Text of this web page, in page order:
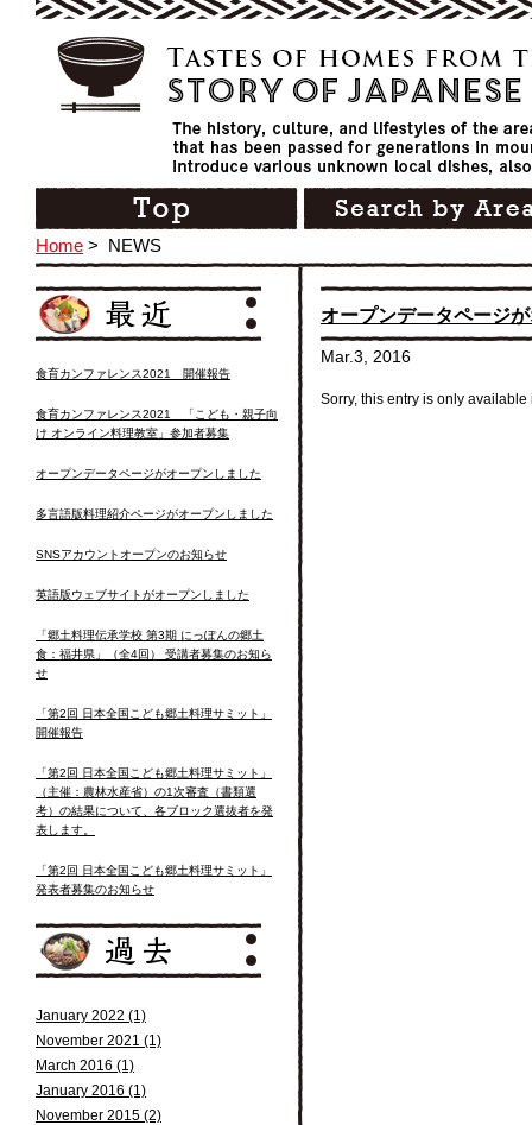
Home > NEWS
オープンデータページ
Mar.3, 2016
Sorry, this entry is only
食育カンファレンス2021 開催報告
食育カンファレンス2021 「こども・親子向
け オンライン料理教室」参加者募集
オープンデータページがオープンしました
多言語版料理紹介ページがオープンしました
SNSアカウントオープンのお知らせ
英語版ウェブサイトがオープンしました
「郷土料理伝承学校 第3期 にっぽんの郷土
食：福井県」（全4回） 受講者募集のお知ら
せ
「第2回 日本全国こども郷土料理サミット」
開催報告
「第2回 日本全国こども郷土料理サミット」
（主催：農林水産省）の1次審査（書類選
考）の結果について、各ブロック選抜者を発
表します。
「第2回 日本全国こども郷土料理サミット」
発表者募集のお知らせ
January 2022 (1)
November 2021 (1)
March 2016 (1)
January 2016 (1)
November 2015 (2)